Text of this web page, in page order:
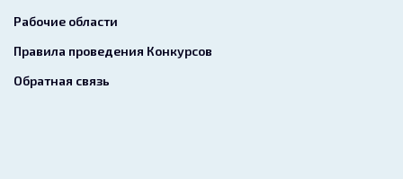
Рабочие области
Правила проведения Конкурсов
Обратная связь